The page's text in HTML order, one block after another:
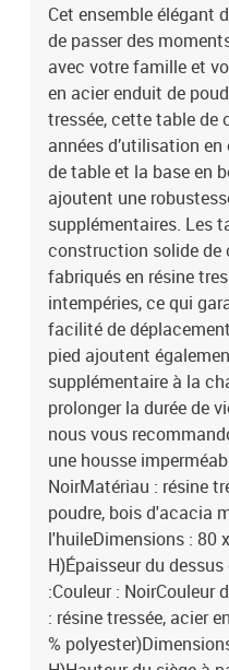
Cet ensemble élégant
de passer des
avec votre famille et
en acier enduit de
tressée, cette table
années d’utilisation
de table et la base en
ajoutent une
supplémentaires. Les
construction solide de
fabriqués en résine
intempéries, ce qui
facilité de
pied ajoutent
supplémentaire à la
prolonger la durée de
nous vous
une housse
NoirMatériau : résine
poudre, bois d'acacia
l'huileDimensions : 80
H)Épaisseur du
:Couleur : NoirCouleur
: résine tressée, acier
%